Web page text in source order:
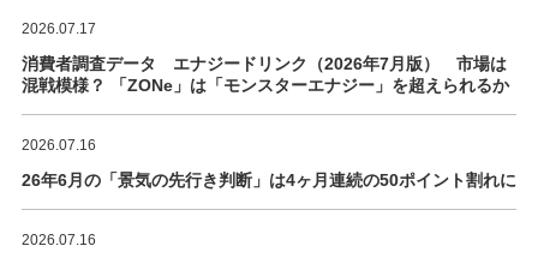
2026.07.17
消費者調査データ エナジードリンク（2026年7月版） 市場は
混戦模様？ 「ZONe」は「モンスターエナジー」を超えられるか
2026.07.16
26年6月の「景気の先行き判断」は4ヶ月連続の50ポイント割れに
2026.07.16